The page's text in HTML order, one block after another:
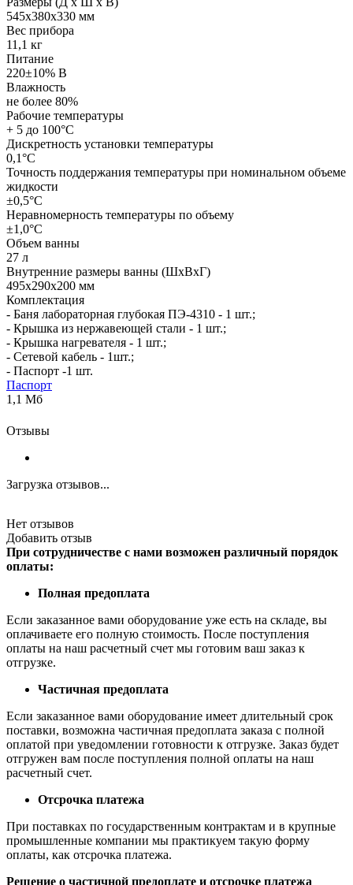
545х380х330 мм
Вес прибора
11,1 кг
Питание
220±10% В
Влажность
не более 80%
Рабочие температуры
+ 5 до 100°С
Дискретность установки температуры
0,1°С
Точность поддержания температуры при номинальном объеме
жидкости
±0,5°С
Неравномерность температуры по объему
±1,0°С
Объем ванны
27 л
Внутренние размеры ванны (ШхВхГ)
495х290х200 мм
Комплектация
- Баня лабораторная глубокая ПЭ-4310 - 1 шт.;
- Крышка из нержавеющей стали - 1 шт.;
- Крышка нагревателя - 1 шт.;
- Сетевой кабель - 1шт.;
- Паспорт -1 шт.
Паспорт
1,1 Мб
Отзывы
Загрузка отзывов...
Нет отзывов
Добавить отзыв
При сотрудничестве с нами возможен различный порядок
оплаты:
Полная предоплата
Если заказанное вами оборудование уже есть на складе, вы
оплачиваете его полную стоимость. После поступления
оплаты на наш расчетный счет мы готовим ваш заказ к
отгрузке.
Частичная предоплата
Если заказанное вами оборудование имеет длительный срок
поставки, возможна частичная предоплата заказа с полной
оплатой при уведомлении готовности к отгрузке. Заказ будет
отгружен вам после поступления полной оплаты на наш
расчетный счет.
Отсрочка платежа
При поставках по государственным контрактам и в крупные
промышленные компании мы практикуем такую форму
оплаты, как отсрочка платежа.
Решение о частичной предоплате и отсрочке платежа